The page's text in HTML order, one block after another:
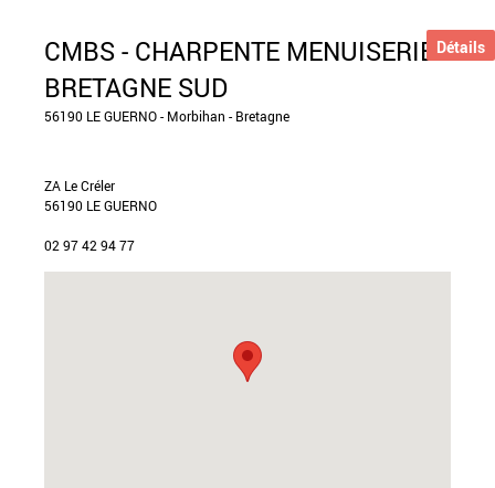
CMBS - CHARPENTE MENUISERIE
BRETAGNE SUD
56190 LE GUERNO - Morbihan - Bretagne
ZA Le Créler
56190 LE GUERNO
02 97 42 94 77
Détails